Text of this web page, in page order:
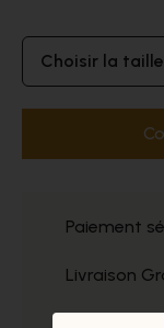
Choisir la taille
Paiement
Livraison